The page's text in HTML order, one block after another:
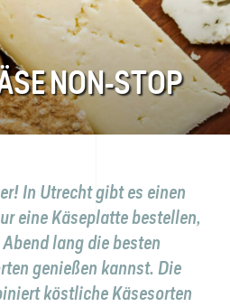
NON-STOP
In Utrecht gibt es einen
eine Käseplatte bestellen,
lang die besten
genießen kannst. Die
köstliche Käsesorten